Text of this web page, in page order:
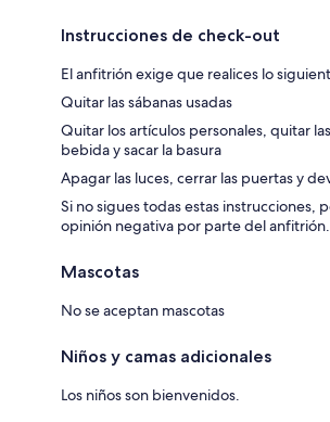
Instrucciones de check-out
El anfitrión exige que realices lo
Quitar las sábanas usadas
Quitar los artículos personales, quitar
bebida y sacar la basura
Apagar las luces, cerrar las puertas y
Si no sigues todas estas instrucciones,
opinión negativa por parte del anfitrión.
Mascotas
No se aceptan mascotas
Niños y camas adicionales
Los niños son bienvenidos.